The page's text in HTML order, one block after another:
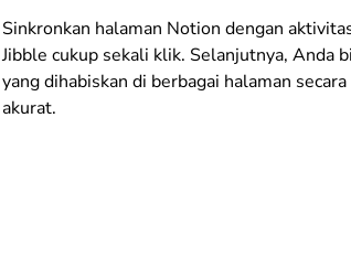
Sinkronkan halaman Notion dengan
Jibble cukup sekali klik. Selanjutnya, Anda
yang dihabiskan di berbagai halaman
akurat.